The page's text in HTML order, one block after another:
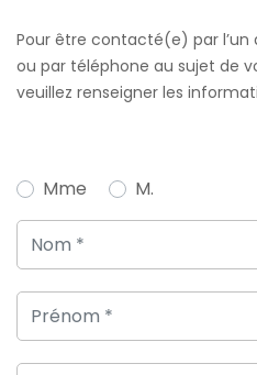
Pour être contacté(e) par l’un
ou par téléphone au sujet de
veuillez renseigner les
Mme M.